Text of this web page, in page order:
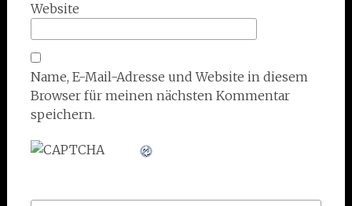
Website
Name, E-Mail-Adresse und Website in diesem
Browser für meinen nächsten Kommentar
speichern.